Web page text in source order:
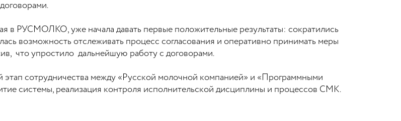
в РУСМОЛКО, уже начала давать первые положительные результаты: сократились
возможность отслеживать процесс согласования и оперативно принимать меры
что упростило дальнейшую работу с договорами.
этап сотрудничества между «Русской молочной компанией» и «Программными
системы, реализация контроля исполнительской дисциплины и процессов СМК.